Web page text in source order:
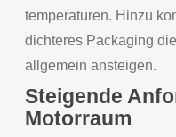
temperaturen. Hinzu
dichteres Packaging
allgemein ansteigen.
Steigende
Motorraum